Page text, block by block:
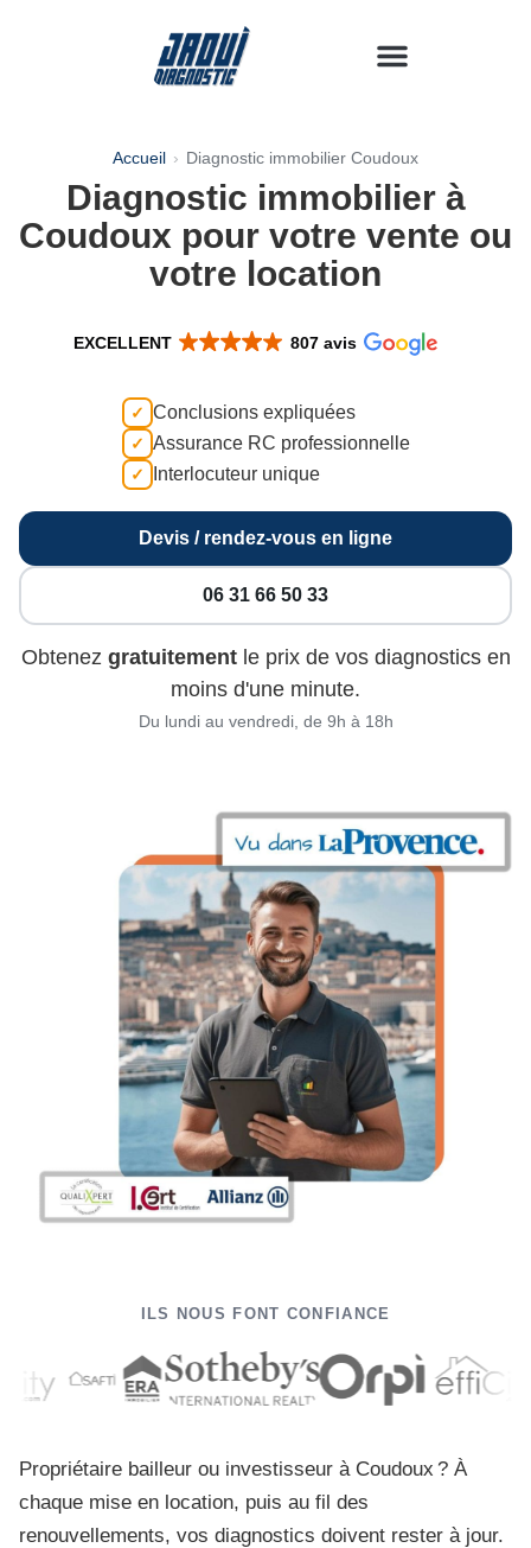
Accueil › Diagnostic immobilier Coudoux
Diagnostic immobilier à
Coudoux pour votre vente ou
votre location
EXCELLENT 807 avis
Conclusions expliquées
Assurance RC professionnelle
Interlocuteur unique
Devis / rendez-vous en ligne
06 31 66 50 33
Obtenez gratuitementle prix de vos diagnostics en
moins d'une minute.
Du lundi au vendredi, de 9h à 18h
ILS NOUS FONT CONFIANCE
Propriétaire bailleur ou investisseur à Coudoux ? À
chaque mise en location, puis au fil des
renouvellements, vos diagnostics doivent rester à jour.